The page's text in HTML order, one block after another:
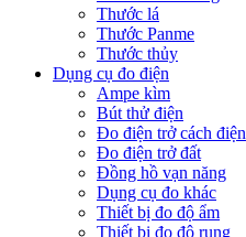
Thước lá
Thước Panme
Thước thủy
Dụng cụ đo điện
Ampe kìm
Bút thử điện
Đo điện trở cách điện
Đo điện trở đất
Đồng hồ vạn năng
Dụng cụ đo khác
Thiết bị đo độ ẩm
Thiết bị đo độ rung